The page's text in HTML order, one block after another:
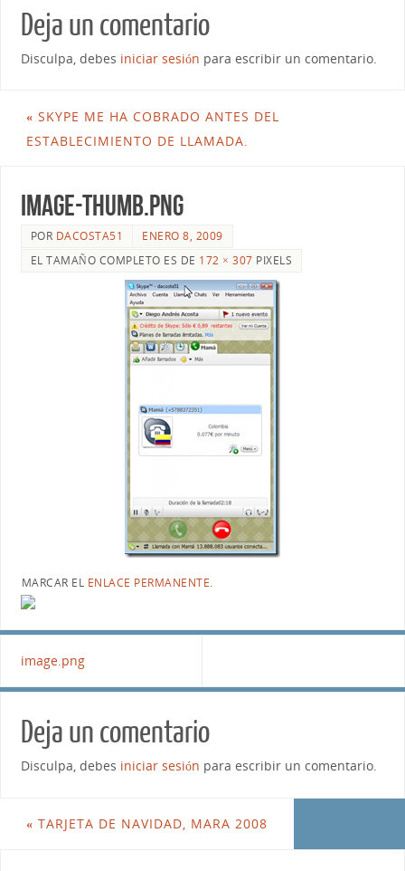
Deja un comentario
Disculpa, debes iniciar sesión para escribir un comentario.
« SKYPE ME HA COBRADO ANTES DEL
ESTABLECIMIENTO DE LLAMADA.
image-thumb.png
POR DACOSTA51
ENERO 8, 2009
EL TAMAÑO COMPLETO ES DE 172 × 307 PIXELS
MARCAR EL ENLACE PERMANENTE.
image.png
Deja un comentario
Disculpa, debes iniciar sesión para escribir un comentario.
« TARJETA DE NAVIDAD, MARA 2008